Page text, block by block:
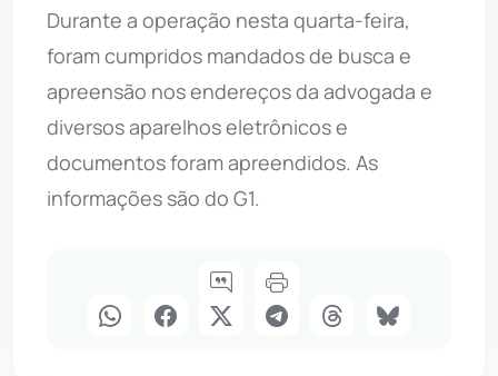
Durante a operação nesta quarta-feira,
foram cumpridos mandados de busca e
apreensão nos endereços da advogada e
diversos aparelhos eletrônicos e
documentos foram apreendidos. As
informações são do G1.